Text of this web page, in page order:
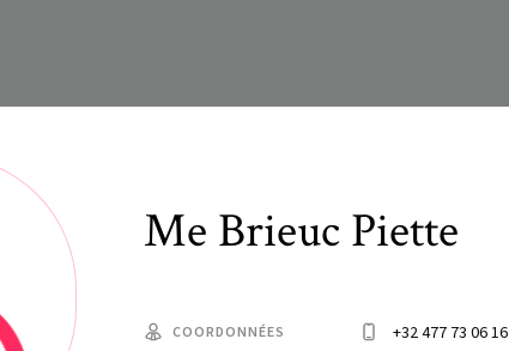
Me BrieucPiette
COORDONNÉES
+32 477 73 06 16